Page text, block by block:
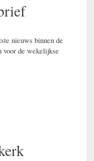
nieuws binnen de
voor de wekelijkse